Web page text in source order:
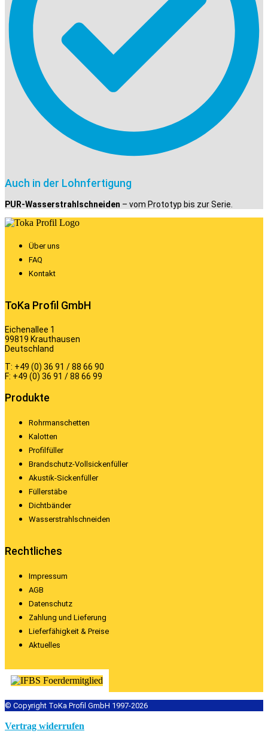
Auch in der Lohnfertigung
PUR-Wasserstrahlschneiden – vom Prototyp bis zur Serie.
Über uns
FAQ
Kontakt
ToKa Profil GmbH
Eichenallee 1
99819 Krauthausen
Deutschland
T: +49 (0) 36 91 / 88 66 90
F: +49 (0) 36 91 / 88 66 99
Produkte
Rohrmanschetten
Kalotten
Profilfüller
Brandschutz-Vollsickenfüller
Akustik-Sickenfüller
Füllerstäbe
Dichtbänder
Wasserstrahlschneiden
Rechtliches
Impressum
AGB
Datenschutz
Zahlung und Lieferung
Lieferfähigkeit & Preise
Aktuelles
© Copyright ToKa Profil GmbH 1997-2026
Vertrag widerrufen